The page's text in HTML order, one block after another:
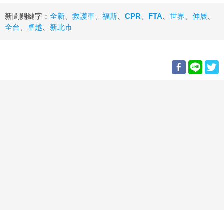
新聞關鍵字： 全新、 救護車、 福斯、 CPR、 FTA、 世界、 伸展、
全台、 卓越、 新北市